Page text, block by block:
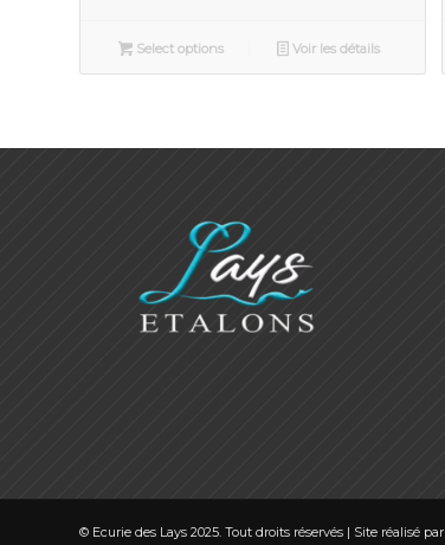
Select options Voir les détails
© Ecurie des Lays 2025. Tout droits réservés | Site réalisé par